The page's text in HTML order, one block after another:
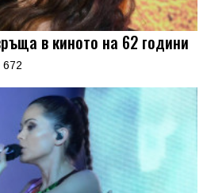
в киното на 62 години
672